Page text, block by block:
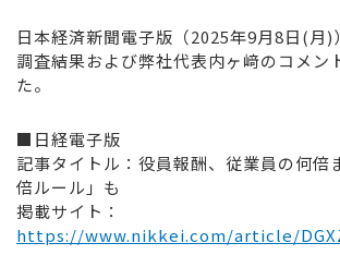
日本経済新聞電子版（2025年9月8日(月)
調査結果および弊社代表内ヶ﨑のコメン
た。
■日経電子版
記事タイトル：役員報酬、従業員の何
倍ルール」も
掲載サイト：
https://www.nikkei.com/article/